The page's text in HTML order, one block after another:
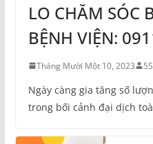
LO CHĂM SÓC
BỆNH VIỆN:
Tháng Mười Một 10, 2023
Ngày càng gia tăng số
trong bối cảnh đại dịch